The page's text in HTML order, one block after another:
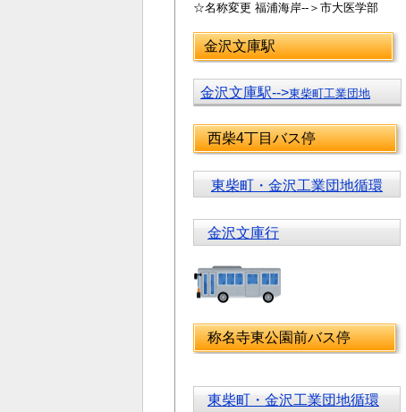
☆名称変更 福浦海岸--＞市大医学部
金沢文庫駅
金沢文庫駅-->東柴町工業団地
西柴4丁目バス停
東柴町・金沢工業団地循環
金沢文庫行
称名寺東公園前バス停
東柴町・金沢工業団地循環